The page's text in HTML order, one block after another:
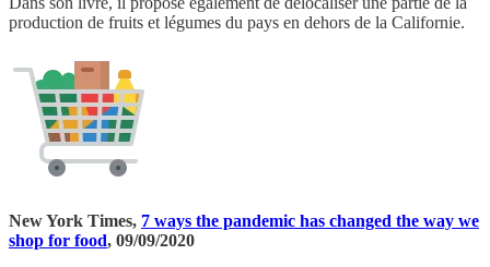
production de fruits et légumes du pays en dehors de la Californie.
New York Times, 7 ways the pandemic has changed the way we
shop for food, 09/09/2020